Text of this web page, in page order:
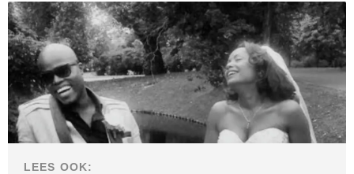
LEES OOK: